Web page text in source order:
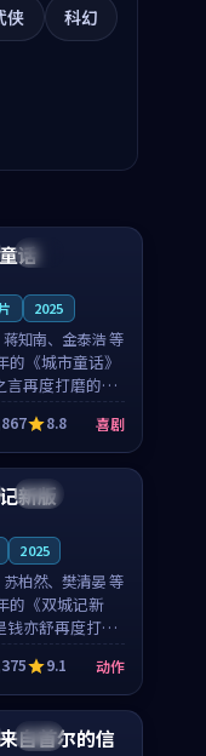
侠
科幻
院线
话
2025
蒋知南、金泰浩 等
的《城市童话》
言再度打磨的喜
。美国的取景与
争的氛围相互成
知南与金泰浩的
自然克制，让整
悬念与温度
8.8 喜剧
独播
新版
2025
苏柏然、樊清晏 等
的《双城记新
钱亦舒再度打磨
佳作。中国大陆
与沙漠探险的氛
成就，苏柏然与
的对手戏自然克
整部影片在悬念
9.1 动作
热播
自首尔的信